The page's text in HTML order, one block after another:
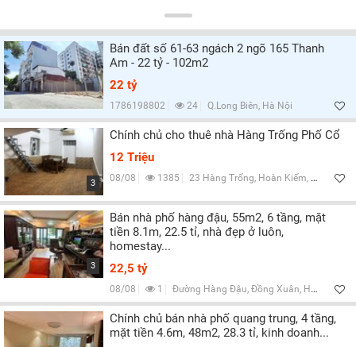
Tất cả
MỨC GIÁ
Tất cả
HƯỚNG
Đông Bắc,
MẶT TIỀN
GIẤY TỜ PHÁP LÝ
Tất cả
Bán đất số 61-63 ngách 2 ngõ 165 Thanh
Am - 22 tỷ - 102m2
22 tỷ
1786198802 24 Q.Long Biên, Hà Nội
3
Chính chủ cho thuê nhà Hàng Trống Phố Cổ
12 Triệu
08/08 1385 23 Hàng Trống, Hoàn Kiếm, Hà Nội
3
Bán nhà phố hàng đậu, 55m2, 6 tầng, mặt
tiền 8.1m, 22.5 tỉ, nhà đẹp ở luôn,
homestay...
22,5 tỷ
08/08 1 Đường Hàng Đậu, Đồng Xuân, Hà Nội
Chính chủ bán nhà phố quang trung, 4 tầng,
mặt tiền 4.6m, 48m2, 28.3 tỉ, kinh doanh...